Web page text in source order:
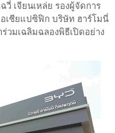
เจียนเหล่ย รองผู้จัดการ
เชียแปซิฟิก บริษัท ฮาร์โมนี่
วมเฉลิมฉลองพิธีเปิดอย่าง